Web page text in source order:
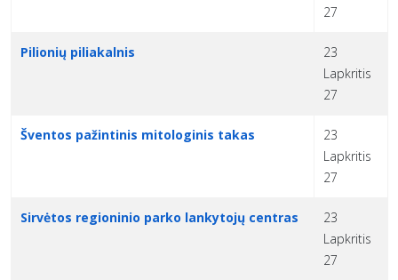
27
Pilionių piliakalnis
23
Lapkritis
27
Šventos pažintinis mitologinis takas
23
Lapkritis
27
Sirvėtos regioninio parko lankytojų centras
23
Lapkritis
27